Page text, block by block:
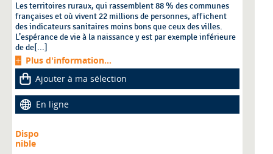
Les territoires ruraux, qui rassemblent 88 % des communes
françaises et où vivent 22 millions de personnes, affichent
des indicateurs sanitaires moins bons que ceux des villes.
L’espérance de vie à la naissance y est par exemple inférieure
de de[...]
Plus d'information...
Ajouter à ma sélection
En ligne
Dispo
nible